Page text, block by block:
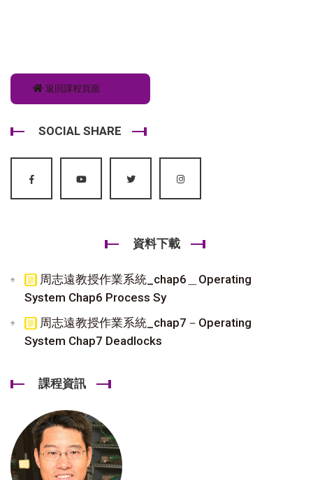
返回課程頁面
SOCIAL SHARE
資料下載
周志遠教授作業系統_chap6＿Operating
System Chap6 Process Sy
周志遠教授作業系統_chap7－Operating
System Chap7 Deadlocks
課程資訊